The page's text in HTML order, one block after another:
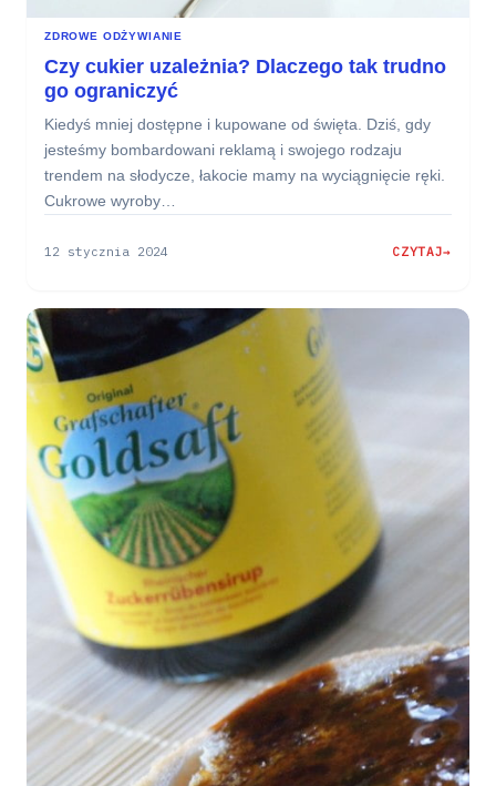
ZDROWE ODŻYWIANIE
Czy cukier uzależnia? Dlaczego tak trudno
go ograniczyć
Kiedyś mniej dostępne i kupowane od święta. Dziś, gdy
jesteśmy bombardowani reklamą i swojego rodzaju
trendem na słodycze, łakocie mamy na wyciągnięcie ręki.
Cukrowe wyroby…
12 stycznia 2024 CZYTAJ
:
UZALEŻNIA?